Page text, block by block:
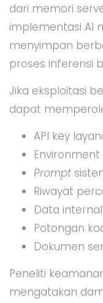
dari memori
implementasi AI
menyimpan
proses inferensi
Jika eksploitasi
dapat
API key
Prompt
Riwayat
Data
Potongan
Dokumen
Peneliti
mengatakan